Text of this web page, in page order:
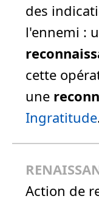
des
l'ennemi :
cette
une
Ingratitude
Action de